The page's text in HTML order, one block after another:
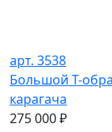
арт. 3538
Большой Т-
карагача
275 000₽